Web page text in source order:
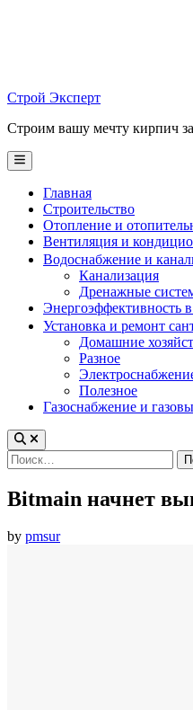
Строй Эксперт
Строим вашу мечту кирпич
Main
Menu
Главная
Строительство
Отопление и
Вентиляция и
Водоснабжение и
Канализация
Дренажные
Энергоэффективность
Установка и ремонт
Домашние
Разное
Полезное
Газоснабжение и
Найти:
Bitmain начнет
by pmsur